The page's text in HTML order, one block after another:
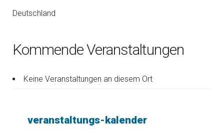
Deutschland
Kommende Veranstaltungen
Keine Veranstaltungen an diesem Ort
veranstaltungs-kalender